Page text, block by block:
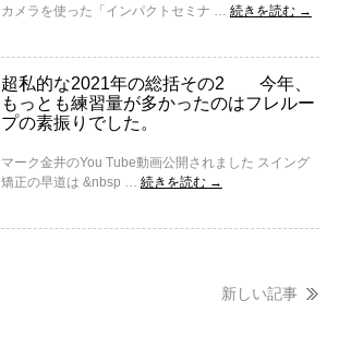
カメラを使った「インパクトセミナ … 続きを読む →
超私的な2021年の総括その2 今年、
もっとも練習量が多かったのはフレルー
プの素振りでした。
マーク金井のYou Tube動画公開されました スイング
矯正の早道は &nbsp … 続きを読む →
新しい記事